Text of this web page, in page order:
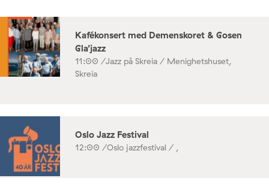
Kafékonsert med Demenskoret & Gosen
Gla’jazz
11:00 /Jazz på Skreia / Menighetshuset,
Skreia
Oslo Jazz Festival
12:00 /Oslo jazzfestival / ,